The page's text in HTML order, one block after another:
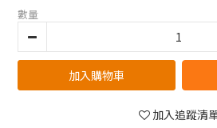
數量
加入購物車
加入追蹤清